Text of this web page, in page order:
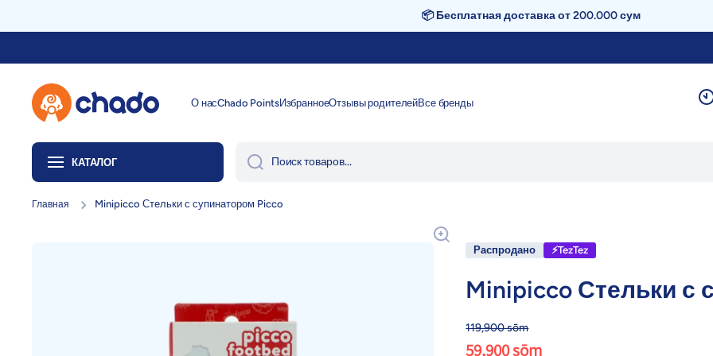
📦 Бесплатная доставка от 200.000 сум
О насChado PointsИзбранноеОтзывы родителейВсе бренды
КАТАЛОГ Поиск товаров...
Главная Minipicco Стельки с супинатором Picco
Распродано ⚡TezTez
Minipicco Стельки с
119,900 sōm
59,900 sōm